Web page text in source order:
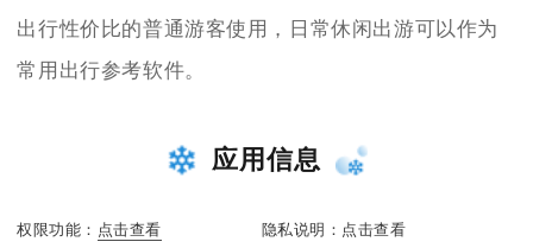
出行性价比的普通游客使用，日常休闲出游可以作为
常用出行参考软件。
应用信息
权限功能： 点击查看 隐私说明： 点击查看